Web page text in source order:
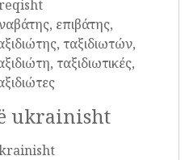
επιβάτης,
ταξιδιωτών,
ταξιδιωτικές,
ukrainisht